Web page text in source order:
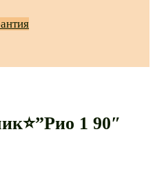
1 90″